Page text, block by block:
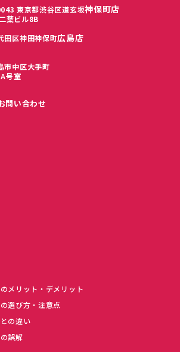
東京都渋谷区道玄坂
葉ビル8B
神保町店
田区神田神保町広島店
市中区大手町
号室
問い合わせ
メリット・デメリット
選び方・注意点
の違い
誤解